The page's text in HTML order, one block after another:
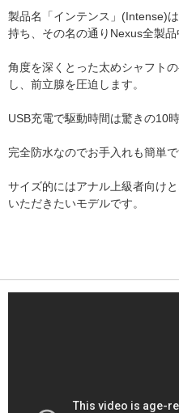
製品名「インテンス」(Intense)
持ち、その名の通りNexus全製品
角度を深くとった太めシャフト
し、前立腺を圧迫します。
USB充電で駆動時間は驚きの10時
完全防水なのでお手入れも簡単で
サイズ的にはアナル上級者向け
いただきたいモデルです。